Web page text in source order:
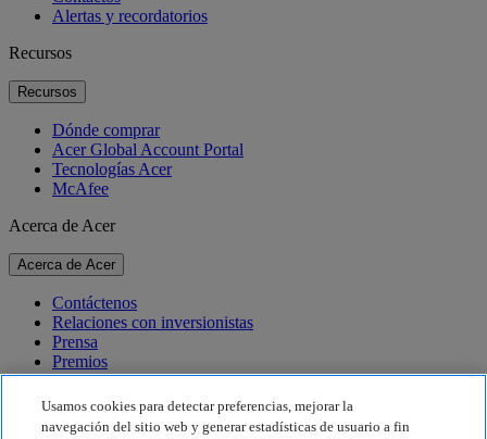
Alertas y recordatorios
Recursos
Recursos
Dónde comprar
Acer Global Account Portal
Tecnologías Acer
McAfee
Acerca de Acer
Acerca de Acer
Contáctenos
Relaciones con inversionistas
Prensa
Premios
Eventos
Sostenibilidad
Usamos cookies para detectar preferencias, mejorar la
navegación del sitio web y generar estadísticas de usuario a fin